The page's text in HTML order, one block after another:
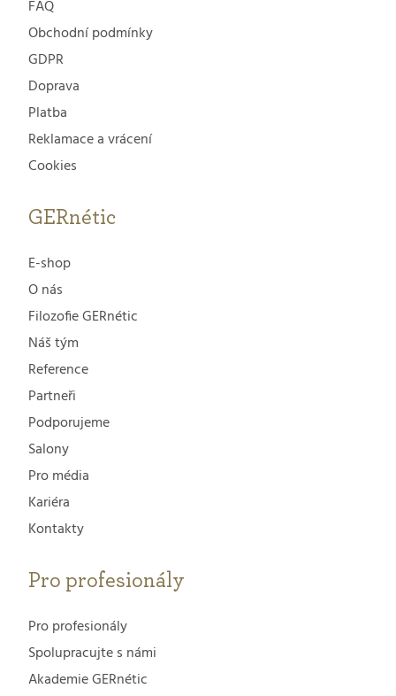
FAQ
Obchodní podmínky
GDPR
Doprava
Platba
Reklamace a vrácení
Cookies
GERnétic
E-shop
O nás
Filozofie GERnétic
Náš tým
Reference
Partneři
Podporujeme
Salony
Pro média
Kariéra
Kontakty
Pro profesionály
Pro profesionály
Spolupracujte s námi
Akademie GERnétic